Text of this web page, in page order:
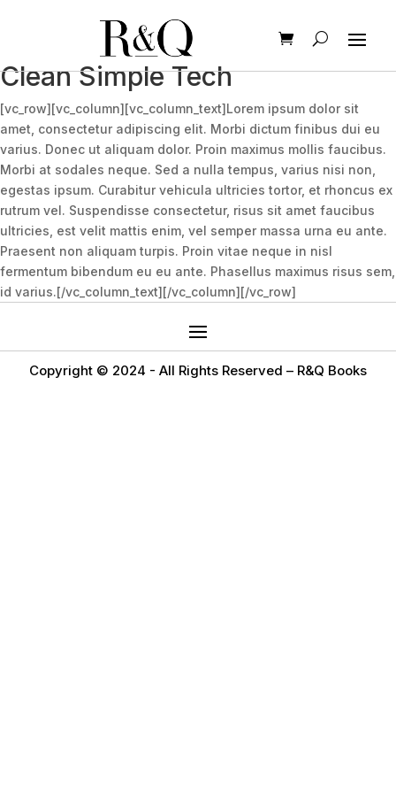
Clean Simple Tech
[vc_row][vc_column][vc_column_text]Lorem ipsum dolor sit
amet, consectetur adipiscing elit. Morbi dictum finibus dui eu
varius. Donec ut aliquam dolor. Proin maximus mollis faucibus.
Morbi at sodales neque. Sed a nulla tempus, varius nisi non,
egestas ipsum. Curabitur vehicula ultricies tortor, et rhoncus ex
rutrum vel. Suspendisse consectetur, risus sit amet faucibus
ultricies, est velit mattis enim, vel semper massa urna eu ante.
Praesent non aliquam turpis. Proin vitae neque in nisl
fermentum bibendum eu eu ante. Phasellus maximus risus sem,
id varius.[/vc_column_text][/vc_column][/vc_row]
Copyright © 2024 - All Rights Reserved – R&Q Books